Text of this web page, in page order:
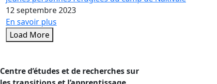
12 septembre 2023
En savoir plus
Load More
Centre d’études et de recherches sur